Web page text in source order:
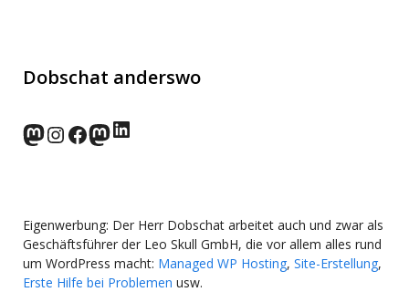
Dobschat anderswo
norden.social
Instagram
Facebook
wp-punks.social
LinkedIn
Eigenwerbung: Der Herr Dobschat arbeitet auch und zwar als
Geschäftsführer der Leo Skull GmbH, die vor allem alles rund
um WordPress macht: Managed WP Hosting, Site-Erstellung,
Erste Hilfe bei Problemen usw.